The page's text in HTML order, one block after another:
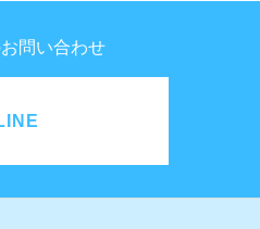
問い合わせ